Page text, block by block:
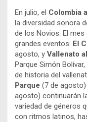
En julio, el Colombia
la diversidad sonora
de los Novios. El
grandes eventos: El
agosto, y Vallenato
Parque Simón
de historia del
Parque (7 de
agosto) continuarán
variedad de géneros
con ritmos latinos,